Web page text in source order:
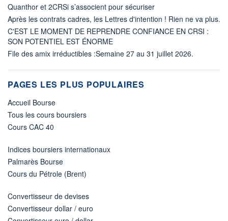
Quanthor et 2CRSi s’associent pour sécuriser
Après les contrats cadres, les Lettres d'intention ! Rien ne va plus.
C'EST LE MOMENT DE REPRENDRE CONFIANCE EN CRSI :
SON POTENTIEL EST ÉNORME
File des amix irréductibles :Semaine 27 au 31 juillet 2026.
PAGES LES PLUS POPULAIRES
Accueil Bourse
Tous les cours boursiers
Cours CAC 40
Indices boursiers internationaux
Palmarès Bourse
Cours du Pétrole (Brent)
Convertisseur de devises
Convertisseur dollar / euro